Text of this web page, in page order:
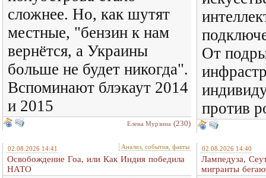
сложнее. Но, как шутят
местные, "бензин к нам
вернётся, а Украины
больше не будет никогда".
Вспоминают блэкаут 2014
и 2015
Елена Мурзина (230)
От
против
02.08.2026 14:41 Анализ, события, факты
Освобождение Гоа, или Как Индия победила
НАТО
02.08.2026 14:40
Лампедуза,
мигранты